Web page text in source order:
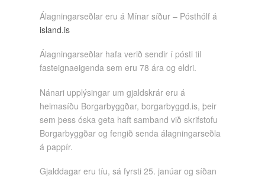
Álagningarseðlar eru á Mínar síður – Pósthólf á
island.is
Álagningarseðlar hafa verið sendir í pósti til
fasteignaeigenda sem eru 78 ára og eldri.
Nánari upplýsingar um gjaldskrár eru á
heimasíðu Borgarbyggðar, borgarbyggd.is, þeir
sem þess óska geta haft samband við skrifstofu
Borgarbyggðar og fengið senda álagningarseðla
á pappír.
Gjalddagar eru tíu, sá fyrsti 25. janúar og síðan